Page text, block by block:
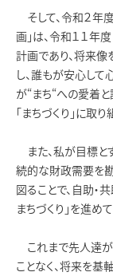
そして、令和２年
画」は、令和１１年
計画であり、将来像
し、誰もが安心し
が“まち“への愛着
「まちづくり」に取
また、私が目標と
続的な財政需要を
図ることで、自助・
まちづくり」を進め
これまで先人達が
ことなく、将来を